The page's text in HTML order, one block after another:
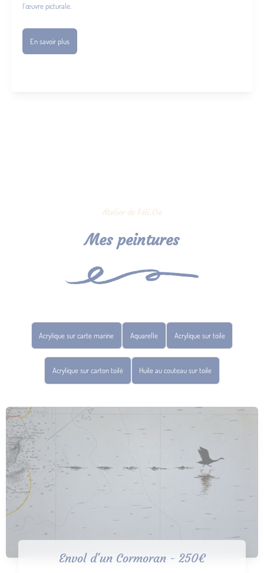
l’œuvre picturale.
En savoir plus
Atelier de Féli.Cie
Mes peintures
Acrylique sur carte marine Aquarelle Acrylique sur toile
Acrylique sur carton toilé Huile au couteau sur toile
Envol d'un Cormoran - 250€